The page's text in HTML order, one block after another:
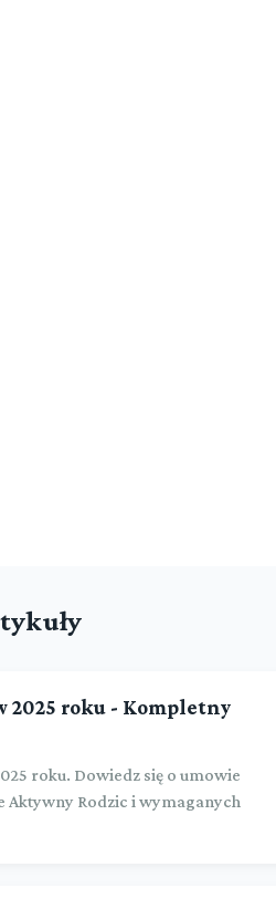
roku - Kompletny
roku. Dowiedz się o umowie
Rodzic i wymaganych